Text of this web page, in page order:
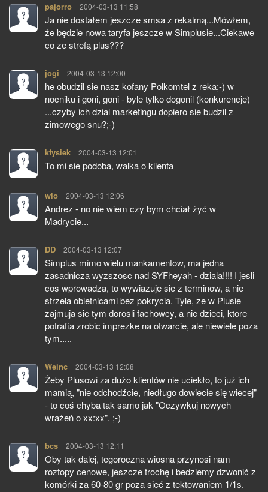
pajorro pisze:
2004-03-13 11:58
Ja nie dostałem jeszcze smsa z rekalmą...Mówłem,
że będzie nowa taryfa jeszcze w Simplusie...Ciekawe
co ze strefą plus???
jogi pisze:
2004-03-13 12:00
he obudzil sie nasz kofany Polkomtel z reka;-) w
nocniku i goni, goni - byle tylko dogonil (konkurencje)
...czyby ich dzial marketingu dopiero sie budzil z
zimowego snu?;-)
kfysiek pisze:
2004-03-13 12:01
To mi sie podoba, walka o klienta
wlo pisze:
2004-03-13 12:06
Andrez - no nie wiem czy bym chciał żyć w
Madrycie...
DD pisze:
2004-03-13 12:07
Simplus mimo wielu mankamentow, ma jedna
zasadnicza wyzszosc nad SYFheyah - dziala!!!! I jesli
cos wprowadza, to wywiazuje sie z terminow, a nie
strzela obietnicami bez pokrycia. Tyle, ze w Plusie
zajmuja sie tym dorosli fachowcy, a nie dzieci, ktore
potrafia zrobic imprezke na otwarcie, ale niewiele poza
tym.....
Weinc pisze:
2004-03-13 12:08
Żeby Plusowi za dużo klientów nie uciekło, to już ich
mamią, "nie odchodźcie, niedługo dowiecie się wiecej"
- to coś chyba tak samo jak "Oczywkuj nowych
wrażeń o xx:xx". ;-)
bcs pisze:
2004-03-13 12:11
Oby tak dalej, tegoroczna wiosna przynosi nam
roztopy cenowe, jeszcze trochę i bedziemy dzwonić z
komórki za 60-80 gr poza sieć z tektowaniem 1/1s.